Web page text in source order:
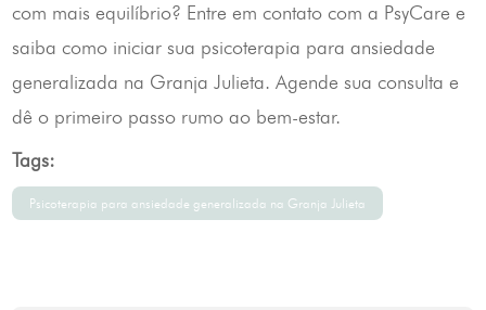
com mais equilíbrio? Entre em contato com a PsyCare e
saiba como iniciar sua psicoterapia para ansiedade
generalizada na Granja Julieta. Agende sua consulta e
dê o primeiro passo rumo ao bem-estar.
Tags:
Psicoterapia para ansiedade generalizada na Granja Julieta